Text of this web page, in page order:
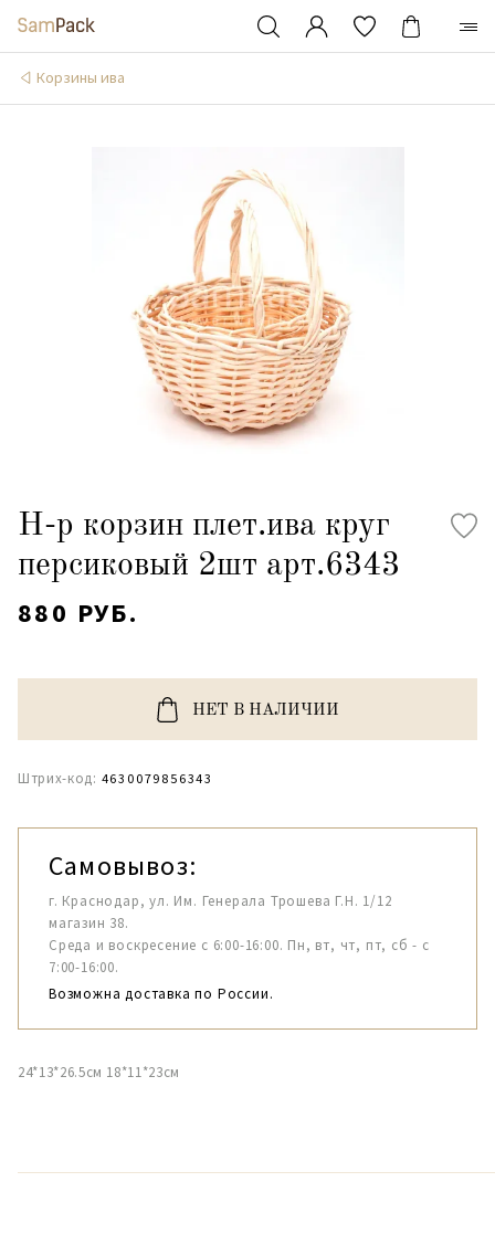
Корзины ива
Н-р корзин плет.ива круг
персиковый 2шт арт.6343
880 РУБ.
НЕТ В НАЛИЧИИ
Штрих-код: 4630079856343
Самовывоз:
г. Краснодар, ул. Им. Генерала Трошева Г.Н. 1/12
магазин 38.
Среда и воскресение с 6:00-16:00. Пн, вт, чт, пт, сб - с
7:00-16:00.
Возможна доставка по России.
24*13*26.5см 18*11*23см